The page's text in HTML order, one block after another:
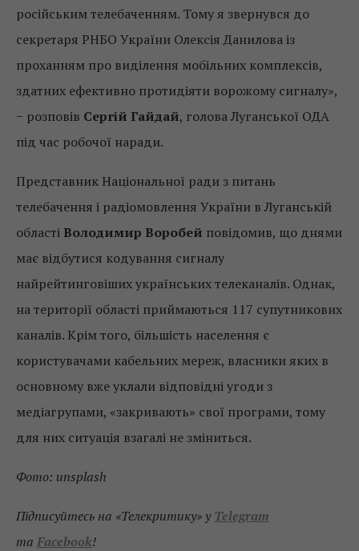
російським телебаченням. Тому я звернувся до
секретаря РНБО України Олексія Данилова із
проханням про виділення мобільних комплексів,
здатних ефективно протидіяти ворожому сигналу»,
− розповів Сергій Гайдай, голова Луганської ОДА
під час робочої наради.
Представник Національної ради з питань
телебачення і радіомовлення України в Луганській
області Володимир Воробей повідомив, що днями
має відбутися кодування сигналу
найрейтинговіших українських телеканалів. Однак,
на території області приймаються 117 супутникових
каналів. Крім того, більшість населення є
користувачами кабельних мереж, власники яких в
основному вже уклали відповідні угоди з
медіагрупами, «закривають» свої програми, тому
для них ситуація взагалі не зміниться.
Фото: unsplash
Підписуйтесь на «Телекритику» у Telegram
та Facebook!